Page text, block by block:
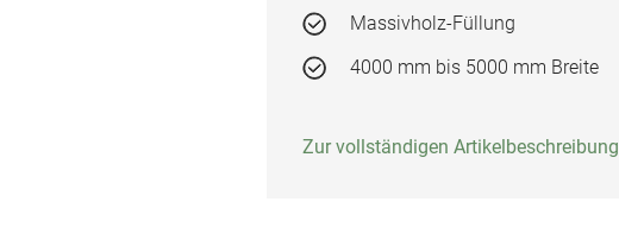
Massivholz-Füllung
4000 mm bis 5000 mm Breite
Zur vollständigen Artikelbeschreibung